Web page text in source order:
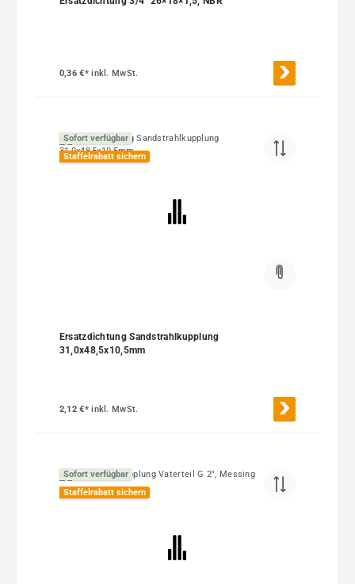
0,36 €*inkl. MwSt.
Sofort verfügbar
Staffelrabatt sichern
Ersatzdichtung Sandstrahlkupplung
31,0x48,5x10,5mm
2,12 €*inkl. MwSt.
Sofort verfügbar
Staffelrabatt sichern